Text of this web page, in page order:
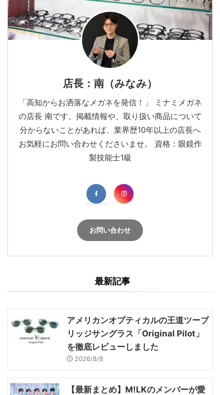
店長：南（みなみ）
「高知からお洒落なメガネを発信！」 ミナミメガネ
の店長 南です。掲載情報や、取り扱い商品について
分からないことがあれば、業界歴10年以上の店長へ
お気軽にお問い合わせくださいませ。 資格：眼鏡作
製技能士1級
お問い合わせ
最新記事
アメリカンオプティカルの王道ツーブ
リッジサングラス「Original Pilot」
を徹底レビューしました
2026/8/8
【最新まとめ】M!LKのメンバーが愛